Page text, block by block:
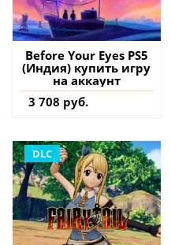
Before Your Eyes PS5
(Индия) купить игру
на аккаунт
3 708 руб.
DLC